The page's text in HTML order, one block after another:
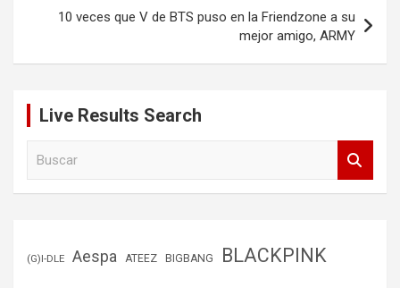
10 veces que V de BTS puso en la Friendzone a su
mejor amigo, ARMY
Live Results Search
(G)I-DLE Aespa ATEEZ BIGBANG BLACKPINK